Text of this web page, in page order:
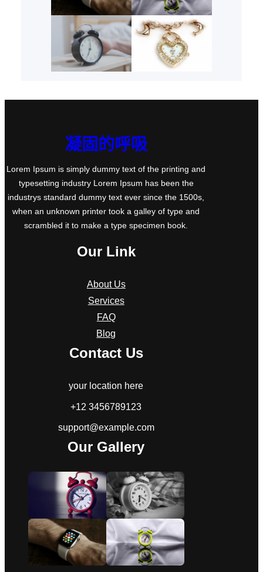
凝固的呼吸
Lorem Ipsum is simply dummy text of the printing and
typesetting industry Lorem Ipsum has been the
industrys standard dummy text ever since the 1500s,
when an unknown printer took a galley of type and
scrambled it to make a type specimen book.
Our Link
About Us
Services
FAQ
Blog
Contact Us
your location here
+12 3456789123
support@example.com
Our Gallery